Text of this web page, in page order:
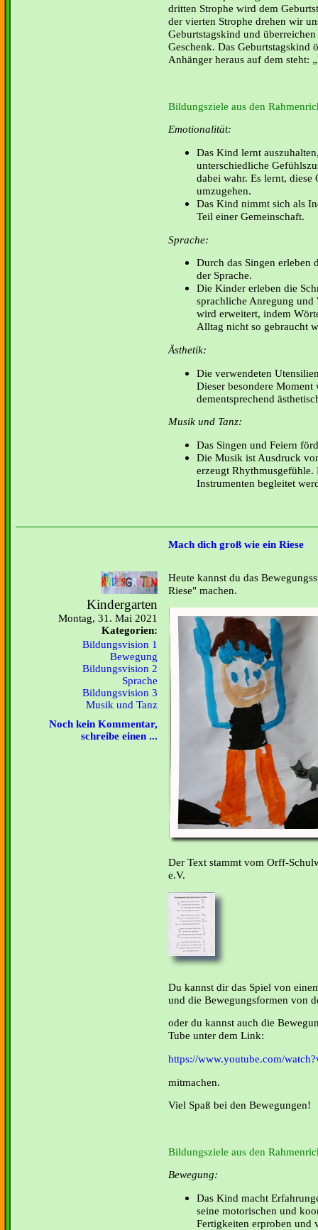
dritten Strophe wird dem
der vierten Strophe drehen wir
Geburtstagskind und
Geschenk. Das Geburtstagskind
Anhänger heraus auf dem steht:
Bildungsziele aus den
Emotionalität:
Das Kind lernt
unterschiedliche
dabei wahr. Es lernt,
umzugehen.
Das Kind nimmt sich als
Teil einer Gemeinschaft.
Sprache:
Durch das Singen erleben
der Sprache.
Die Kinder erleben die
sprachliche Anregung und
wird erweitert, indem
Alltag nicht so gebraucht
Ästhetik:
Die verwendeten
Dieser besondere
dementsprechend
Musik und Tanz:
Das Singen und Feiern
Die Musik ist Ausdruck
erzeugt
Instrumenten begleitet
Mach dich groß wie ein Riese
Kindergarten
Montag, 31. Mai 2021
Kategorien:
Bildungsvision 1
Bewegung
Bildungsvision 2
Sprache
Bildungsvision 3
Musik und Tanz
Noch kein Kommentar,
schreibe einen ...
Heute kannst du das
Riese" machen.
Der Text stammt vom Orff-
e.V.
Du kannst dir das Spiel von
und die Bewegungsformen von
oder du kannst auch die
Tube unter dem Link:
https://www.youtube.com/
mitmachen.
Viel Spaß bei den Bewegungen!
Bildungsziele aus den
Bewegung:
Das Kind macht
seine motorischen und
Fertigkeiten erproben und